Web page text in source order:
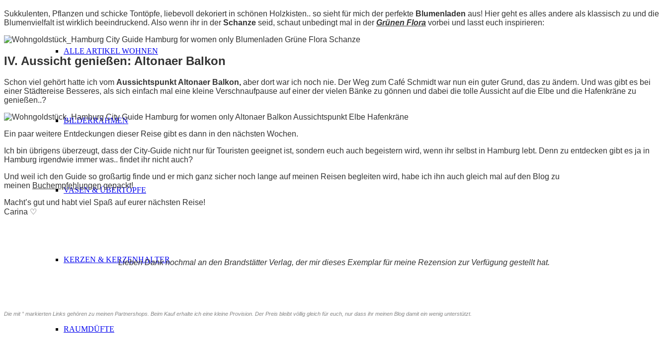
ALLE ARTIKEL WOHNEN
BILDERRAHMEN
VASEN & ÜBERTÖPFE
KERZEN & KERZENHALTER
RAUMDÜFTE
Sukkulenten, Pflanzen und schicke Tontöpfe, liebevoll dekoriert in schönen Holzkisten.. so sieht für mich der perfekte Blumenladen aus! Hier geht es alles andere als klassisch zu und die
Blumenvielfalt ist wirklich beeindruckend. Also wenn ihr in der Schanze seid, schaut unbedingt mal in der Grünen Flora vorbei und lasst euch inspirieren:
IV. Aussicht genießen: Altonaer Balkon
Schon viel gehört hatte ich vom Aussichtspunkt Altonaer Balkon, aber dort war ich noch nie. Der Weg zum Café Schmidt war nun ein guter Grund, das zu ändern. Und was gibt es bei
einer Städtereise Besseres, als sich einfach mal eine kleine Verschnaufpause auf einer der vielen Bänke zu gönnen und dabei die tolle Aussicht auf die Elbe und die Hafenkräne zu
genießen..?
Ein paar weitere Entdeckungen dieser Reise gibt es dann in den nächsten Wochen.
Ich bin übrigens überzeugt, dass der City-Guide nicht nur für Touristen geeignet ist, sondern euch auch begeistern wird, wenn ihr selbst in Hamburg lebt. Denn zu entdecken gibt es ja in
Hamburg irgendwie immer was.. findet ihr nicht auch?
Und weil ich den Guide so großartig finde und er mich ganz sicher noch lange auf meinen Reisen begleiten wird, habe ich ihn auch gleich mal auf den Blog zu
meinen Buchempfehlungengepackt!
Macht’s gut und habt viel Spaß auf eurer nächsten Reise!
Carina ♡
Lieben Dank nochmal an den Brandstätter Verlag, der mir dieses Exemplar für meine Rezension zur Verfügung gestellt hat.
Die mit ° markierten Links gehören zu meinen Partnershops. Beim Kauf erhalte ich eine kleine Provision. Der Preis bleibt völlig gleich für euch, nur dass ihr meinen Blog damit ein wenig unterstützt.